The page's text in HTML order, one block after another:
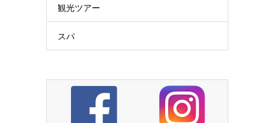
観光ツアー
スパ